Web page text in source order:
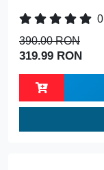
0
390.00 RON
319.99 RON